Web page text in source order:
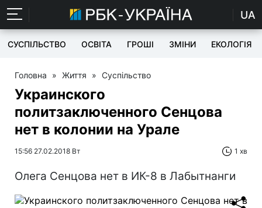
UA
СУСПІЛЬСТВО ОСВІТА ГРОШІ ЗМІНИ ЕКОЛОГІЯ
Головна » Життя » Суспільство
Украинского
политзаключенного Сенцова
нет в колонии на Урале
15:56 27.02.2018 Вт 1 хв
Олега Сенцова нет в ИК-8 в Лабытнанги